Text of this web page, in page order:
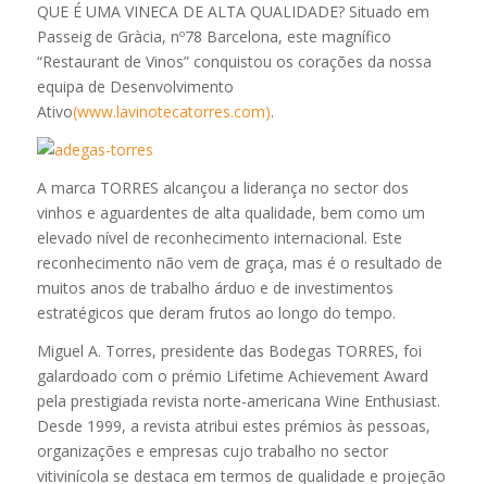
QUE É UMA VINECA DE ALTA QUALIDADE? Situado em
Passeig de Gràcia, nº78 Barcelona, este magnífico
“Restaurant de Vinos” conquistou os corações da nossa
equipa de Desenvolvimento
Ativo(www.lavinotecatorres.com).
A marca TORRES alcançou a liderança no sector dos
vinhos e aguardentes de alta qualidade, bem como um
elevado nível de reconhecimento internacional. Este
reconhecimento não vem de graça, mas é o resultado de
muitos anos de trabalho árduo e de investimentos
estratégicos que deram frutos ao longo do tempo.
Miguel A. Torres, presidente das Bodegas TORRES, foi
galardoado com o prémio Lifetime Achievement Award
pela prestigiada revista norte-americana Wine Enthusiast.
Desde 1999, a revista atribui estes prémios às pessoas,
organizações e empresas cujo trabalho no sector
vitivinícola se destaca em termos de qualidade e projeção